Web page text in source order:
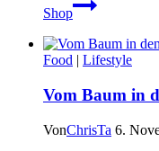
Shop
Food | Lifestyle
Vom Baum in
VonChrisTa 6.